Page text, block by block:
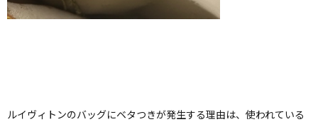
ルイヴィトンのバッグにベタつきが発生する理由は、使われている